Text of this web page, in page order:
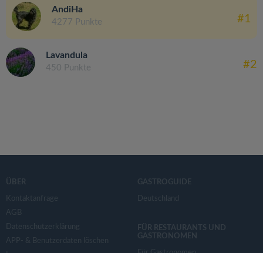
AndiHa
4277 Punkte #1
Lavandula
450 Punkte #2
ÜBER
Kontaktanfrage
AGB
Datenschutzerklärung
APP- & Benutzerdaten löschen
GASTROGUIDE
Deutschland
FÜR RESTAURANTS UND
GASTRONOMEN